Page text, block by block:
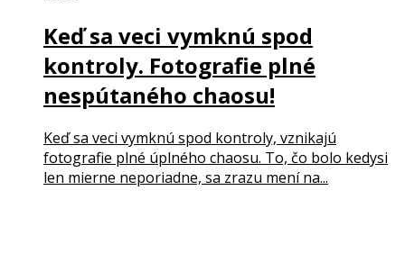
Keď sa veci vymknú spod
kontroly. Fotografie plné
nespútaného chaosu!
Keď sa veci vymknú spod kontroly, vznikajú
fotografie plné úplného chaosu. To, čo bolo kedysi
len mierne neporiadne, sa zrazu mení na...